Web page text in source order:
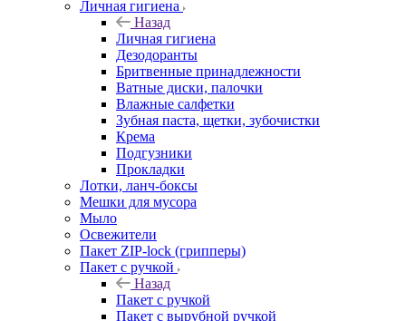
Личная гигиена
Назад
Личная гигиена
Дезодоранты
Бритвенные принадлежности
Ватные диски, палочки
Влажные салфетки
Зубная паста, щетки, зубочистки
Крема
Подгузники
Прокладки
Лотки, ланч-боксы
Мешки для мусора
Мыло
Освежители
Пакет ZIP-lock (грипперы)
Пакет с ручкой
Назад
Пакет с ручкой
Пакет с вырубной ручкой